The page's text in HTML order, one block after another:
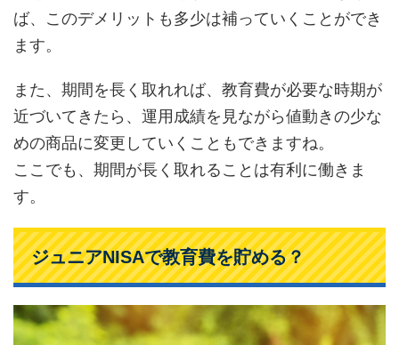
ば、このデメリットも多少は補っていくことができ
ます。
また、期間を長く取れれば、教育費が必要な時期が
近づいてきたら、運用成績を見ながら値動きの少な
めの商品に変更していくこともできますね。
ここでも、期間が長く取れることは有利に働きま
す。
ジュニアNISAで教育費を貯める？